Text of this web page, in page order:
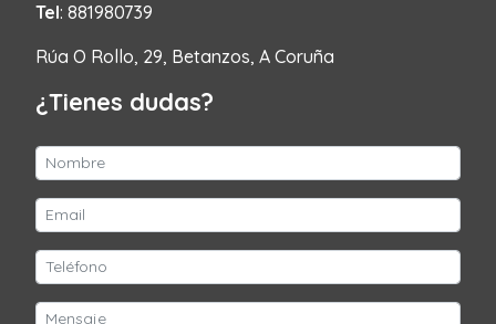
Tel: 881980739
Rúa O Rollo, 29, Betanzos, A Coruña
¿Tienes dudas?